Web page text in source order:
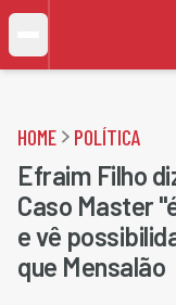
HOME POLÍTICA
Efraim Filho
Caso Master
e vê
que Mensalão